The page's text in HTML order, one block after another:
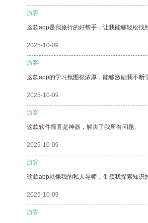
游客
这款app是我旅行的好帮手，让我能够轻松找
2025-10-09
游客
这款app的学习氛围很浓厚，能够激励我不断
2025-10-09
游客
这款软件简直是神器，解决了我所有问题。
2025-10-09
游客
这款app就像我的私人导师，带领我探索知识
2025-10-09
游客